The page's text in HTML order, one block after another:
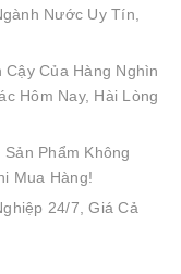
Nước Uy Tín,
Của Hàng Nghìn
Hôm Nay, Hài Lòng
Phẩm Không
Mua Hàng!
24/7, Giá Cả